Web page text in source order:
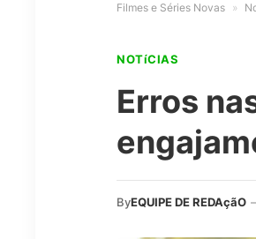
Filmes e Séries Novas »
NOTíCIAS
Erros
ByEQUIPE DE REDAçãO